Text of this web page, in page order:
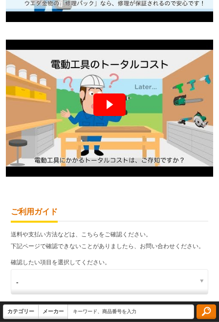
ご利用ガイド
送料や支払い方法などは、こちらをご確認ください。
下記ページで確認できないことがありましたら、お問い合わせください。
確認したい項目を選択してください。